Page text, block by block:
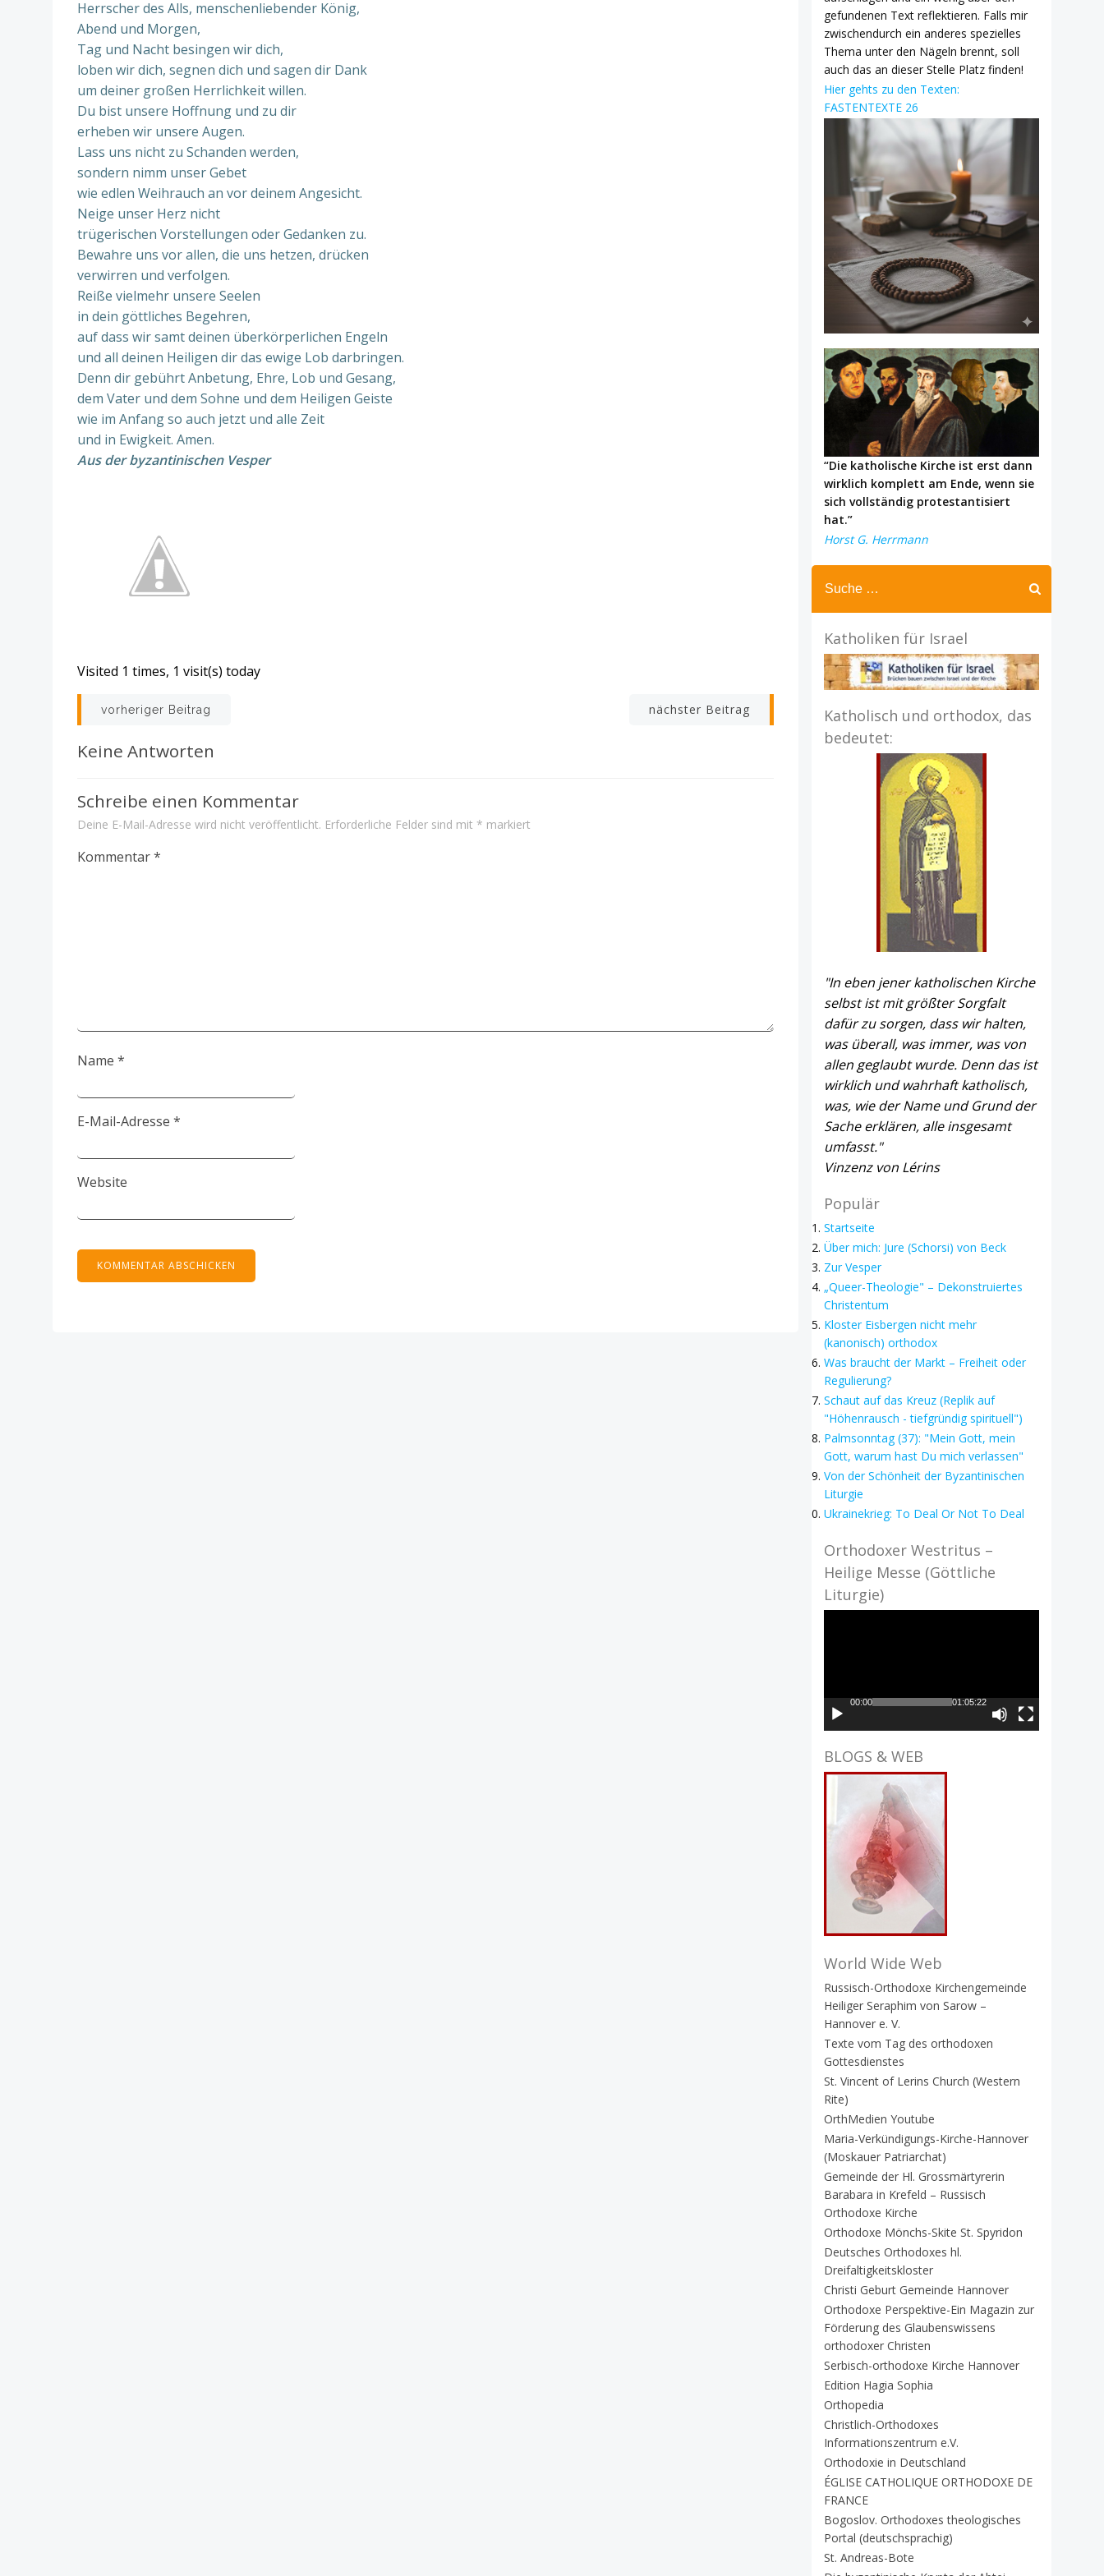
Herrscher des Alls, menschenliebender König,
Abend und Morgen,
Tag und Nacht besingen wir dich,
loben wir dich, segnen dich und sagen dir Dank
um deiner großen Herrlichkeit willen.
Du bist unsere Hoffnung und zu dir
erheben wir unsere Augen.
Lass uns nicht zu Schanden werden,
sondern nimm unser Gebet
wie edlen Weihrauch an vor deinem Angesicht.
Neige unser Herz nicht
trügerischen Vorstellungen oder Gedanken zu.
Bewahre uns vor allen, die uns hetzen, drücken
verwirren und verfolgen.
Reiße vielmehr unsere Seelen
in dein göttliches Begehren,
auf dass wir samt deinen überkörperlichen Engeln
und all deinen Heiligen dir das ewige Lob darbringen.
Denn dir gebührt Anbetung, Ehre, Lob und Gesang,
dem Vater und dem Sohne und dem Heiligen Geiste
wie im Anfang so auch jetzt und alle Zeit
und in Ewigkeit. Amen.
Aus der byzantinischen Vesper
Visited 1 times, 1 visit(s) today
Beitrags-
Navigation
vorheriger Beitrag nächster Beitrag
Keine Antworten
Schreibe einen Kommentar
Deine E-Mail-Adresse wird nicht veröffentlicht. Erforderliche Felder sind mit * markiert
Kommentar*
Name *
E-Mail-Adresse *
Website
gefundenen Text reflektieren. Falls mir
zwischendurch ein anderes spezielles
Thema unter den Nägeln brennt, soll
auch das an dieser Stelle Platz finden!
Hier gehts zu den Texten:
FASTENTEXTE 26
“Die katholische Kirche ist erst dann
wirklich komplett am Ende, wenn sie
sich vollständig protestantisiert
hat.”
Horst G. Herrmann
Katholiken für Israel
Katholisch und orthodox, das
bedeutet:
"In eben jener katholischen Kirche
selbst ist mit größter Sorgfalt
dafür zu sorgen, dass wir halten,
was überall, was immer, was von
allen geglaubt wurde. Denn das ist
wirklich und wahrhaft katholisch,
was, wie der Name und Grund der
Sache erklären, alle insgesamt
umfasst."
Vinzenz von Lérins
Populär
Startseite
Über mich: Jure (Schorsi) von Beck
Zur Vesper
„Queer-Theologie" – Dekonstruiertes
Christentum
Kloster Eisbergen nicht mehr
(kanonisch) orthodox
Was braucht der Markt – Freiheit oder
Regulierung?
Schaut auf das Kreuz (Replik auf
"Höhenrausch - tiefgründig spirituell")
Palmsonntag (37): "Mein Gott, mein
Gott, warum hast Du mich verlassen"
Von der Schönheit der Byzantinischen
Liturgie
Ukrainekrieg: To Deal Or Not To Deal
Orthodoxer Westritus –
Heilige Messe (Göttliche
Liturgie)
00:00 01:05:22
BLOGS & WEB
World Wide Web
Russisch-Orthodoxe Kirchengemeinde
Heiliger Seraphim von Sarow –
Hannover e. V.
Texte vom Tag des orthodoxen
Gottesdienstes
St. Vincent of Lerins Church (Western
Rite)
OrthMedien Youtube
Maria-Verkündigungs-Kirche-Hannover
(Moskauer Patriarchat)
Gemeinde der Hl. Grossmärtyrerin
Barabara in Krefeld – Russisch
Orthodoxe Kirche
Orthodoxe Mönchs-Skite St. Spyridon
Deutsches Orthodoxes hl.
Dreifaltigkeitskloster
Christi Geburt Gemeinde Hannover
Orthodoxe Perspektive-Ein Magazin zur
Förderung des Glaubenswissens
orthodoxer Christen
Serbisch-orthodoxe Kirche Hannover
Edition Hagia Sophia
Orthopedia
Christlich-Orthodoxes
Informationszentrum e.V.
Orthodoxie in Deutschland
ÉGLISE CATHOLIQUE ORTHODOXE DE
FRANCE
Bogoslov. Orthodoxes theologisches
Portal (deutschsprachig)
St. Andreas-Bote